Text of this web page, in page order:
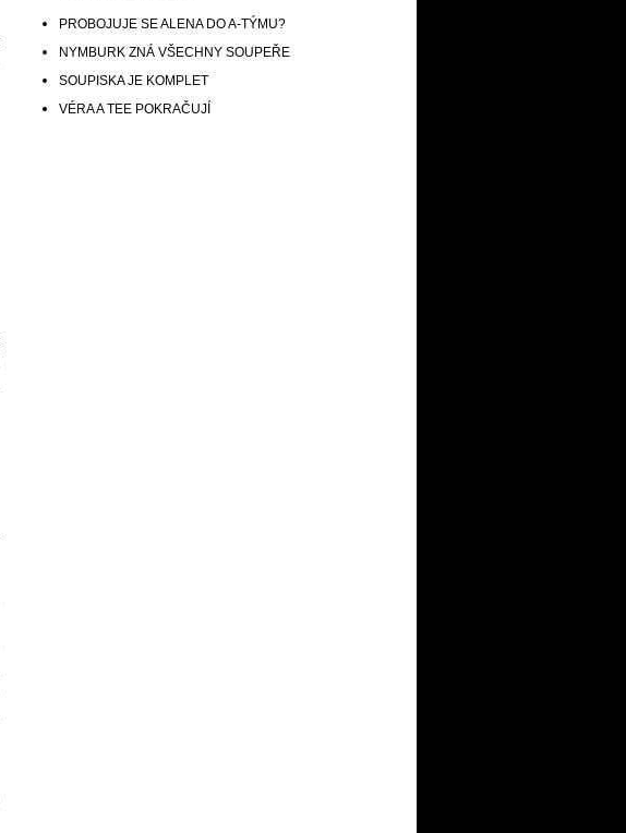
PROBOJUJE SE ALENA DO A-TÝMU?
NYMBURK ZNÁ VŠECHNY SOUPEŘE
SOUPISKA JE KOMPLET
VÉRA A TEE POKRAČUJÍ